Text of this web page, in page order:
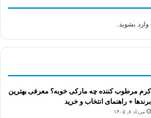
وارد بشوید.
کرم مرطوب کننده چه مارکی خوبه؟ معرفی بهترین
برندها + راهنمای انتخاب و خرید
مرداد ۸, ۱۴۰۵